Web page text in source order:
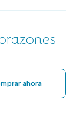
ahora